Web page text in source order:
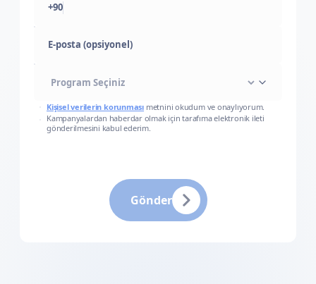
+90
E-posta (opsiyonel)
Kişisel verilerin korunması metnini okudum ve onaylıyorum.
Kampanyalardan haberdar olmak için tarafıma elektronik ileti
gönderilmesini kabul ederim.
Gönder